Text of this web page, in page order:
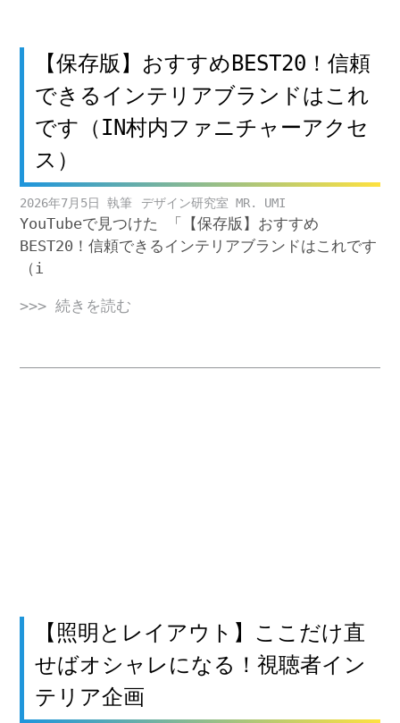
【保存版】おすすめBEST20！信頼
できるインテリアブランドはこれ
です（IN村内ファニチャーアクセ
ス）
2026年7月5日 デザイン研究室 MR. UMI
YouTubeで見つけた 「【保存版】おすすめ
BEST20！信頼できるインテリアブランドはこれです
（i
>>> 続きを読む
【照明とレイアウト】ここだけ直
せばオシャレになる！視聴者イン
テリア企画